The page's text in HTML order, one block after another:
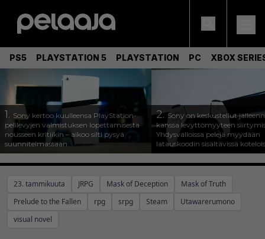
PS5 PLAYSTATION 5 PLAYSTATION PC XBOX
1. Sony kertoo kuulleensa PlayStation-
pelilevyjen valmistuksen lopettamisesta
nousseen kritiikin – aikoo silti pysyä
suunnitelmassaan
2.Sony on keskustellut
kanssa levyttömyyteen
Yhdysvalloissa pelejä myydään
latauskoodin sisältävissä
23. tammikuuta JRPG Mask of Deception
Mask of Truth
Prelude to the Fallen
rpg srpg Steam
Utawarerumono
visual novel